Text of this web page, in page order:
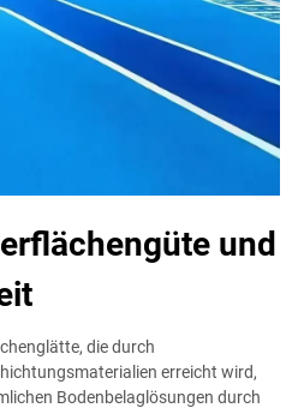
und
die durch
erreicht wird,
Bodenbelaglösungen durch